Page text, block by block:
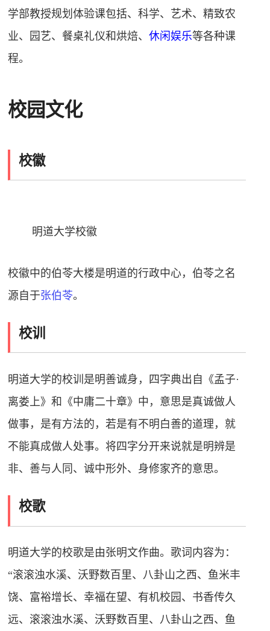
学部教授规划体验课包括、科学、艺术、精致农
业、园艺、餐桌礼仪和烘焙、休闲娱乐等各种课
程。
校园文化
校徽
明道大学校徽
校徽中的伯苓大楼是明道的行政中心，伯苓之名
源自于张伯苓。
校训
明道大学的校训是明善诚身，四字典出自《孟子·
离娄上》和《中庸二十章》中，意思是真诚做人
做事，是有方法的，若是有不明白善的道理，就
不能真成做人处事。将四字分开来说就是明辨是
非、善与人同、诚中形外、身修家齐的意思。
校歌
明道大学的校歌是由张明文作曲。歌词内容为：
“滚滚浊水溪、沃野数百里、八卦山之西、鱼米丰
饶、富裕增长、幸福在望、有机校园、书香传久
远、滚滚浊水溪、沃野数百里、八卦山之西、鱼